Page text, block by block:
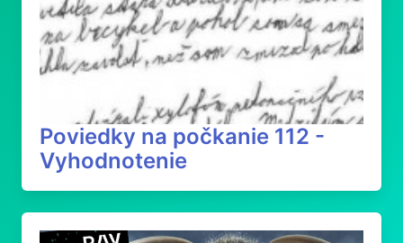
Poviedky na počkanie 112 -
Vyhodnotenie